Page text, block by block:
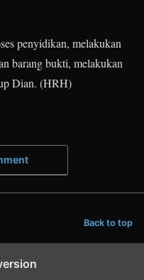
penyidikan, melakukan
barang bukti, melakukan
Dian. (HRH)
Back to top